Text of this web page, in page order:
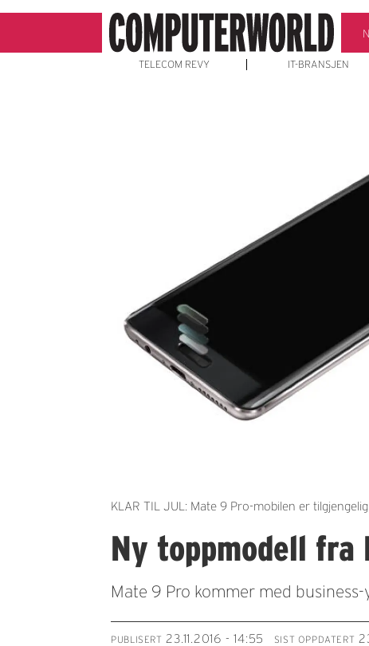
TELECOM REVY IT-BRANSJEN
KLAR TIL JUL: Mate 9 Pro-mobilen er
Ny toppmodell fra
Mate 9 Pro kommer med
PUBLISERT 23.11.2016 - 14:55 SIST OPPDATERT